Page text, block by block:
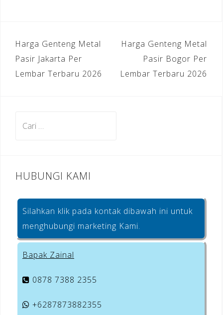
b
o
gr
a
m
r
e
st
Navigasi
pos
Harga Genteng Metal
Pasir Jakarta Per
Lembar Terbaru 2026
Harga Genteng Metal
Pasir Bogor Per
Lembar Terbaru 2026
HUBUNGI KAMI
Silahkan klik pada kontak dibawah ini untuk
menghubungi marketing Kami.
Bapak Zainal
0878 7388 2355
+6287873882355